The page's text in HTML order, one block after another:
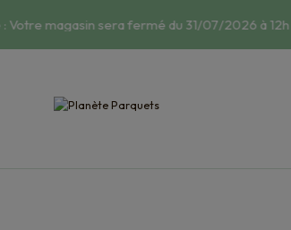
magasin sera fermé du 31/07/2026 à 12h